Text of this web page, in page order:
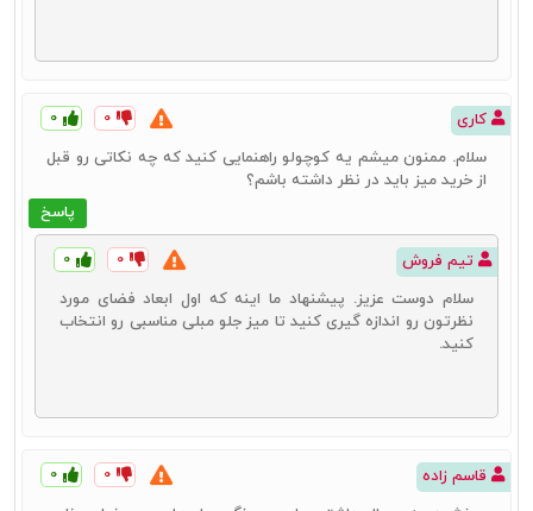
کاری ۰ ۰
پاسخ
سلام. ممنون میشم یه کوچولو راهنمایی کنید که چه نکاتی رو قبل
از خرید میز باید در نظر داشته باشم؟
تیم فروش ۰ ۰
سلام دوست عزیز. پیشنهاد ما اینه که اول ابعاد فضای مورد
نظرتون رو اندازه گیری کنید تا میز جلو مبلی مناسبی رو انتخاب
کنید.
قاسم زاده ۰ ۰